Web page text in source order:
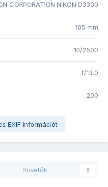
CORPORATION NIKON D3300
105 mm
10/2500
f/13.0
200
EXIF információt
Követők 0